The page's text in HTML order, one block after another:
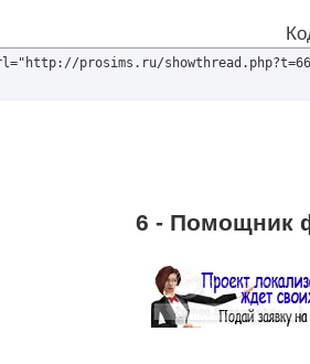
prosims.ru/
6 - Помощник